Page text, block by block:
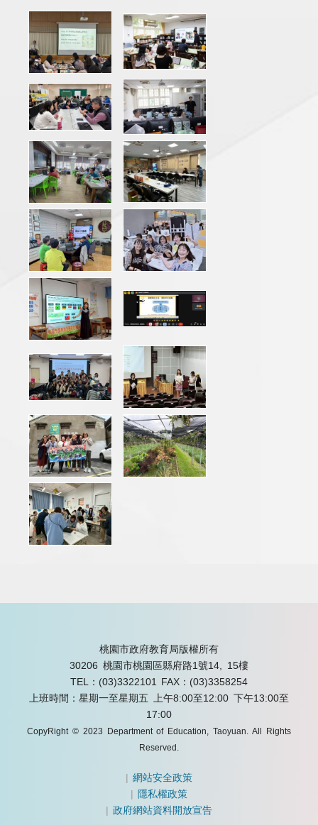
桃園市政府教育局版權所有
30206 桃園市桃園區縣府路1號14, 15樓
TEL：(03)3322101
FAX：(03)3358254
上班時間：星期一至星期五 上午8:00至12:00 下午13:00至
17:00
CopyRight © 2023 Department of Education, Taoyuan. All Rights
Reserved.
|網站安全政策
| 隱私權政策
|政府網站資料開放宣告